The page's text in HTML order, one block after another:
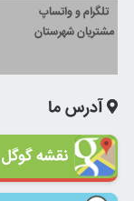
تلگرام و واتساپ
مشتریان شهرستان
آدرس ما
نقشه گوگل